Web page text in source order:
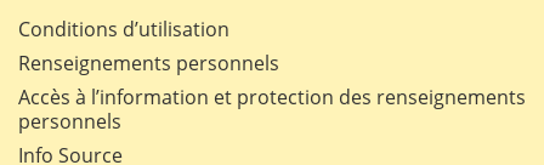
Conditions d’utilisation
Renseignements personnels
Accès à l’information et protection des renseignements
personnels
Info Source